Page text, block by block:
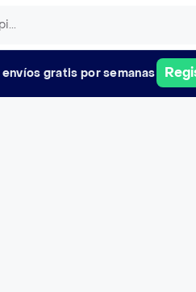
envíos gratis por semanas